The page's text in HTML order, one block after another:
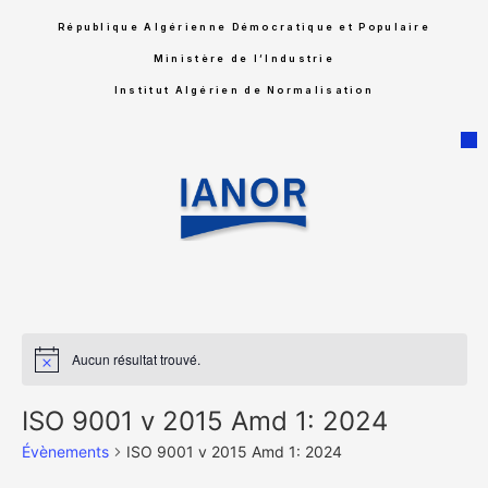
République Algérienne Démocratique et Populaire
Ministère de l’Industrie
Institut Algérien de Normalisation
Notice Aucun résultat trouvé.
ISO 9001 v 2015 Amd 1: 2024
Évènements ISO 9001 v 2015 Amd 1: 2024